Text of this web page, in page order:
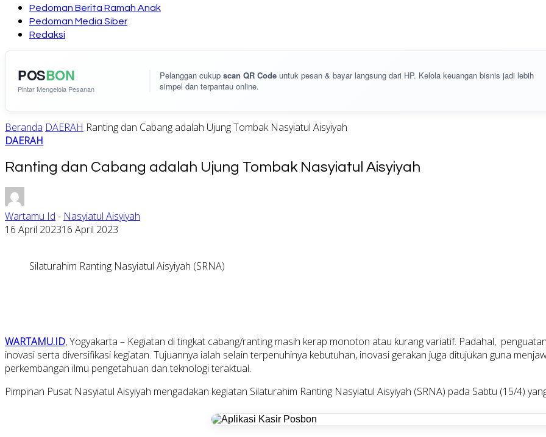
Pedoman Berita Ramah Anak
Pedoman Media Siber
Redaksi
POSBON
Pintar Mengelola Pesanan
Pelanggan cukup scan QR Code untuk pesan & bayar langsung dari HP. Kelola keuangan bisnis jadi lebih
simpel dan terpantau online.
Beranda DAERAH Ranting dan Cabang adalah Ujung Tombak Nasyiatul Aisyiyah
DAERAH
Ranting dan Cabang adalah Ujung Tombak Nasyiatul Aisyiyah
Wartamu Id - Nasyiatul Aisyiyah
16 April 202316 April 2023
Silaturahim Ranting Nasyiatul Aisyiyah (SRNA)
WARTAMU.ID, Yogyakarta – Kegiatan di tingkat cabang/ranting masih kerap monoton atau kurang variatif. Padahal,
inovasi serta diversifikasi kegiatan. Tujuannya ialah selain terpenuhinya kebutuhan, inovasi gerakan juga ditujukan guna
perkembangan ilmu pengetahuan dan teknologi teraktual.
Pimpinan Pusat Nasyiatul Aisyiyah mengadakan kegiatan Silaturahim Ranting Nasyiatul Aisyiyah (SRNA) pada Sabtu (15/4)